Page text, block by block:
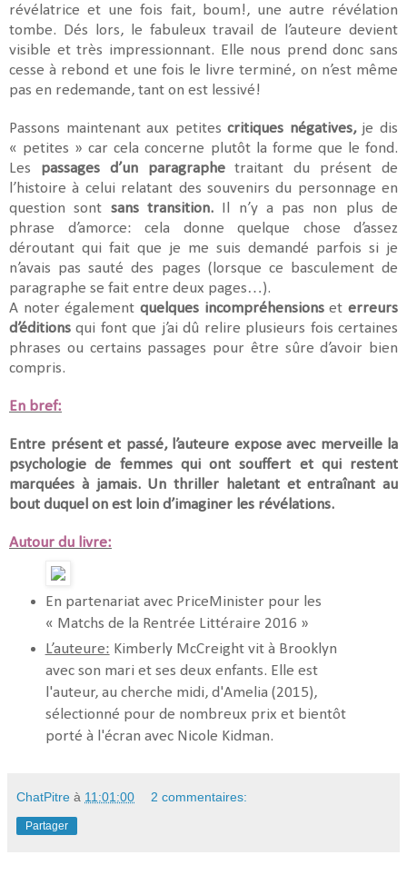
révélatrice et une fois fait, boum!, une autre révélation
tombe. Dés lors, le fabuleux travail de l’auteure devient
visible et très impressionnant. Elle nous prend donc sans
cesse à rebond et une fois le livre terminé, on n’est même
pas en redemande, tant on est lessivé!
Passons maintenant aux petitescritiques négatives,je dis
« petites » car cela concerne plutôt la forme que le fond.
Les passages d’un paragraphetraitant du présent de
l’histoire à celui relatant des souvenirs du personnage en
question sont sans transition.Il n’y a pas non plus de
phrase d’amorce: cela donne quelque chose d’assez
déroutant qui fait que je me suis demandé parfois si je
n’avais pas sauté des pages (lorsque ce basculement de
paragraphe se fait entre deux pages…).
A noter également quelques incompréhensionseterreurs
d’éditions qui font que j’ai dû relire plusieurs fois certaines
phrases ou certains passages pour être sûre d’avoir bien
compris.
En bref:
Entre présent et passé, l’auteure expose avec merveille la
psychologie de femmes qui ont souffert et qui restent
marquées à jamais. Un thriller haletant et entraînant au
bout duquel on est loin d’imaginer les révélations.
Autour du livre:
En partenariat avec PriceMinister pour les
« Matchs de la Rentrée Littéraire 2016 »
L’auteure: Kimberly McCreight vit à Brooklyn
avec son mari et ses deux enfants. Elle est
l'auteur, au cherche midi, d'Amelia (2015),
sélectionné pour de nombreux prix et bientôt
porté à l'écran avec Nicole Kidman.
ChatPitre à 11:01:00 2 commentaires:
Partager